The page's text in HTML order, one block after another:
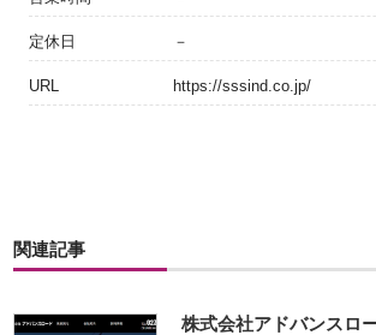
定休日 －
URL https://sssind.co.jp/
関連記事
株式会社アドバンスロ